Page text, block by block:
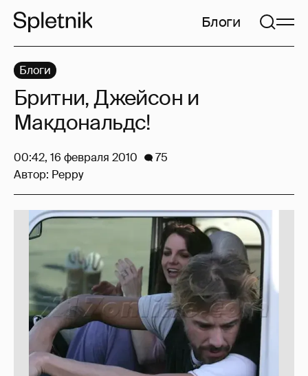
Блоги
Блоги
Бритни, Джейсон и
Макдональдс!
00:42, 16 февраля 2010
75
Автор: Peppy